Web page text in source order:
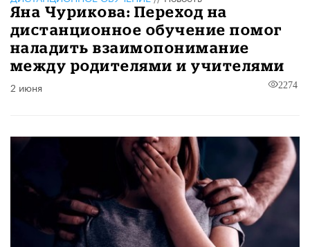
Яна Чурикова: Переход на
дистанционное обучение помог
наладить взаимопонимание
между родителями и учителями
2 июня 2274